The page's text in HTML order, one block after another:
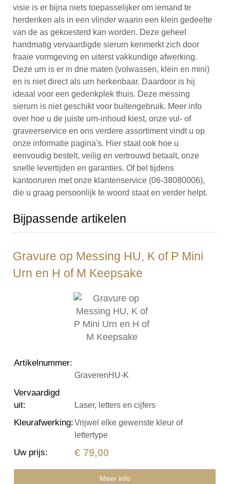
visie is er bijna niets toepasselijker om iemand te
herdenken als in een vlinder waarin een klein gedeelte
van de as gekoesterd kan worden. Deze geheel
handmatig vervaardigde sierurn kenmerkt zich door
fraaie vormgeving en uiterst vakkundige afwerking.
Deze urn is er in drie maten (volwassen, klein en mini)
en is niet direct als urn herkenbaar. Daardoor is hij
ideaal voor een gedenkplek thuis. Deze messing
sierurn is niet geschikt voor buitengebruik. Meer info
over hoe u de juiste urn-inhoud kiest, onze vul- of
graveerservice en ons verdere assortiment vindt u op
onze informatie pagina's. Hier staat ook hoe u
eenvoudig bestelt, veilig en vertrouwd betaalt, onze
snelle levertijden en garanties. Of bel tijdens
kantooruren met onze klantenservice (06-38080006),
die u graag persoonlijk te woord staat en verder helpt.
Bijpassende artikelen
Gravure op Messing HU, K of P Mini
Urn en H of M Keepsake
Artikelnummer:
GraverenHU-K
Vervaardigd
uit: Laser, letters en cijfers
Kleurafwerking:Vrijwel elke gewenste kleur of
lettertype
Uw prijs: € 79,00
Meer info